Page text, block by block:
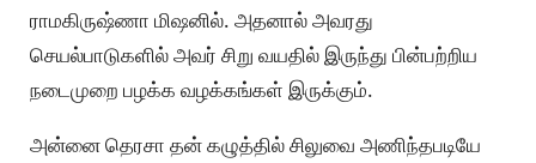
ராமகிருஷ்ணா மிஷனில். அதனால் அவரது
செயல்பாடுகளில் அவர் சிறு வயதில் இருந்து பின்பற்றிய
நடைமுறை பழக்க வழக்கங்கள் இருக்கும்.
அன்னை தெரசா தன் கழுத்தில் சிலுவை அணிந்தபடியே